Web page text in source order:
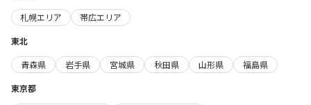
札幌エリア
帯広エリア
東北
青森県
岩手県 宮城県 秋田県 山形県
福島県
東京都